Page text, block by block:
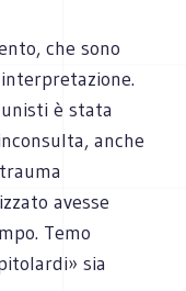
che sono
è stata
anche
avesse
Temo
sia